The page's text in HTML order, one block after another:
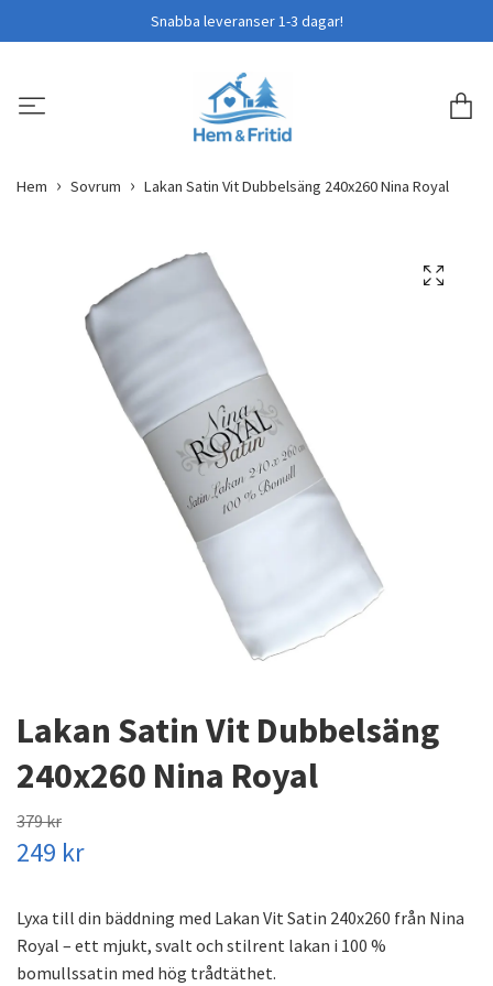
Snabba leveranser 1-3 dagar!
Hem Sovrum Lakan Satin Vit Dubbelsäng 240x260 Nina Royal
Lakan Satin Vit Dubbelsäng
240x260 Nina Royal
379 kr
249 kr
Lyxa till din bäddning med Lakan Vit Satin 240x260 från Nina
Royal – ett mjukt, svalt och stilrent lakan i 100 %
bomullssatin med hög trådtäthet.